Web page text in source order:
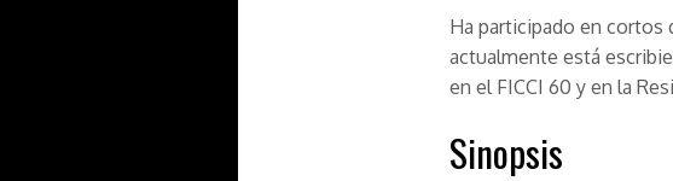
Ha participado en cortos
actualmente está
en el FICCI 60 y en la
Sinopsis